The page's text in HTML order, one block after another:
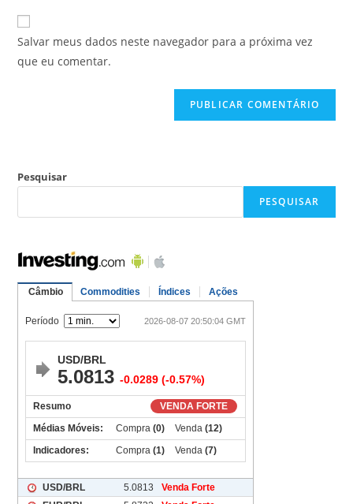
Salvar meus dados neste navegador para a próxima vez
que eu comentar.
Pesquisar
PESQUISAR